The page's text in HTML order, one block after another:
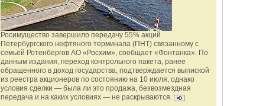
Росимущество завершило передачу 55% акций
Петербургского нефтяного терминала (ПНТ) связанному с
семьёй Ротенбергов АО «Росхим», сообщает «Фонтанка». По
данным издания, переход контрольного пакета, ранее
обращенного в доход государства, подтверждается выпиской
из реестра акционеров по состоянию на 10 июля, однако
условия сделки — была ли это продажа, безвозмездная
передача и на каких условиях — не раскрываются.